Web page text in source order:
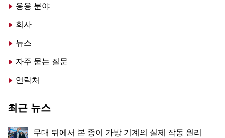
응용 분야
회사
뉴스
자주 묻는 질문
연락처
최근 뉴스
무대 뒤에서 본 종이 가방 기계의 실제 작동 원리